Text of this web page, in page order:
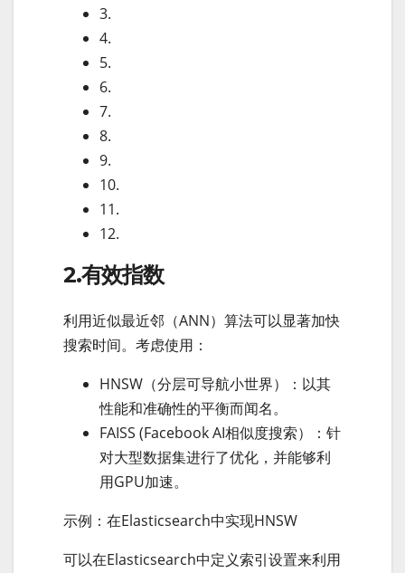
3.
4.
5.
6.
7.
8.
9.
10.
11.
12.
2.有效指数
利用近似最近邻（ANN）算法可以显著加快
搜索时间。考虑使用：
HNSW（分层可导航小世界）：以其
性能和准确性的平衡而闻名。
FAISS (Facebook AI相似度搜索）：针
对大型数据集进行了优化，并能够利
用GPU加速。
示例：在Elasticsearch中实现HNSW
可以在Elasticsearch中定义索引设置来利用